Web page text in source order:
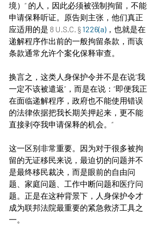
境）” 的人，因此必须被强制拘留，不能
申请保释听证。原告则主张，他们真正
应适用的是 8 U.S.C. § 1226(a)，也就是在
递解程序作出前的一般拘留条款，而该
条款通常允许个案化保释审查。
换言之，这类人身保护令并不是在说“我
一定不该被遣返”，而是在说：“即便我正
在面临递解程序，政府也不能使用错误
的法律依据把我长期关押起来，更不能
直接剥夺我申请保释的机会。”
这一区别非常重要。因为对于很多被拘
留的无证移民来说，最迫切的问题并不
是最终移民裁决，而是眼前的自由问
题、家庭问题、工作中断问题和医疗问
题。正是在这种背景下，人身保护令才
成为联邦法院最重要的紧急救济工具之
一。